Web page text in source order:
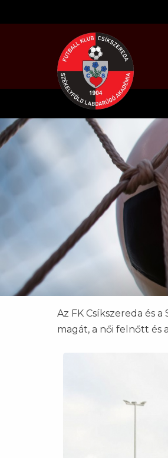
Az FK Csíkszereda és
magát, a női felnőtt és